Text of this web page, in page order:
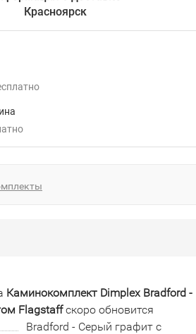
Красноярск
Каминокомплект Dimplex Bradford -
Flagstaffскоро обновится
Bradford - Серый графит с